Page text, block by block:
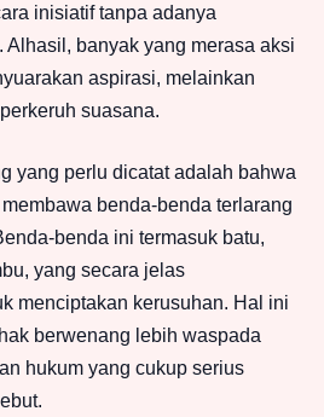
inisiatif tanpa adanya
Alhasil, banyak yang merasa aksi
aspirasi, melainkan
suasana.
yang perlu dicatat adalah bahwa
benda-benda terlarang
benda ini termasuk batu,
yang secara jelas
menciptakan kerusuhan. Hal ini
berwenang lebih waspada
hukum yang cukup serius